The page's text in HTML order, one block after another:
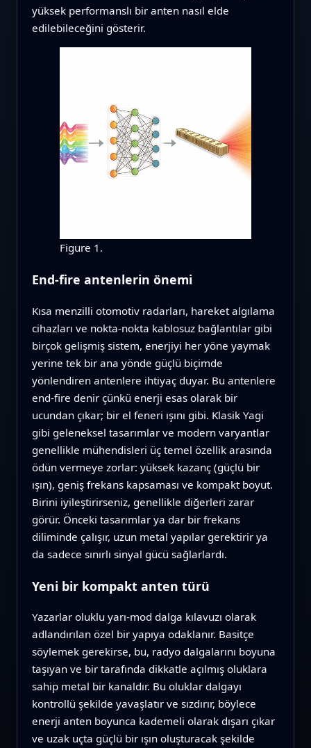
yüksek performanslı bir anten nasıl elde
edilebileceğini gösterir.
Figure 1.
End‑fire antenlerin önemi
Kısa menzilli otomotiv radarları, hareket algılama
cihazları ve nokta‑nokta kablosuz bağlantılar gibi
birçok gelişmiş sistem, enerjiyi her yöne yaymak
yerine tek bir ana yönde güçlü biçimde
yönlendiren antenlere ihtiyaç duyar. Bu antenlere
end‑fire denir çünkü enerji esas olarak bir
ucundan çıkar; bir el feneri ışını gibi. Klasik Yagi
gibi geleneksel tasarımlar ve modern varyantlar
genellikle mühendisleri üç temel özellik arasında
ödün vermeye zorlar: yüksek kazanç (güçlü bir
ışın), geniş frekans kapsaması ve kompakt boyut.
Birini iyileştirirseniz, genellikle diğerleri zarar
görür. Önceki tasarımlar ya dar bir frekans
diliminde çalışır, uzun metal yapılar gerektirir ya
da sadece sınırlı sinyal gücü sağlarlardı.
Yeni bir kompakt anten türü
Yazarlar oluklu yarı‑mod dalga kılavuzı olarak
adlandırılan özel bir yapıya odaklanır. Basitçe
söylemek gerekirse, bu, radyo dalgalarını boyuna
taşıyan ve bir tarafında dikkatle açılmış oluklara
sahip metal bir kanaldır. Bu oluklar dalgayı
kontrollü şekilde yavaşlatır ve sızdırır, böylece
enerji anten boyunca kademeli olarak dışarı çıkar
ve uzak uçta güçlü bir ışın oluşturacak şekilde